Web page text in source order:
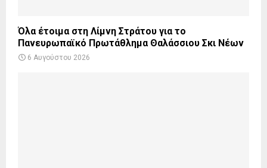
Όλα έτοιμα στη Λίμνη Στράτου για το
Πανευρωπαϊκό Πρωτάθλημα Θαλάσσιου Σκι Νέων
6 Αυγούστου 2026